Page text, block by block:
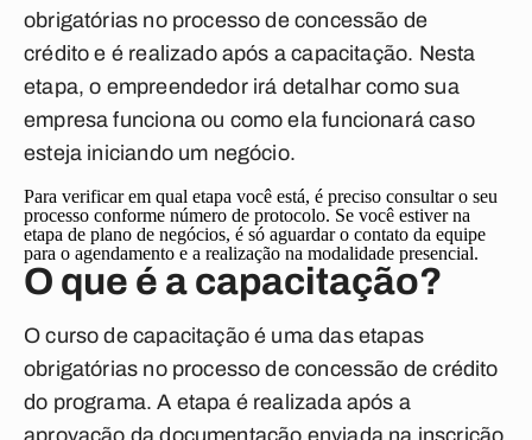
obrigatórias no processo de concessão de
crédito e é realizado após a capacitação. Nesta
etapa, o empreendedor irá detalhar como sua
empresa funciona ou como ela funcionará caso
esteja iniciando um negócio.
Para verificar em qual etapa você está, é preciso consultar o seu
processo conforme número de protocolo. Se você estiver na
etapa de plano de negócios, é só aguardar o contato da equipe
para o agendamento e a realização na modalidade presencial.
O que é a capacitação?
O curso de capacitação é uma das etapas
obrigatórias no processo de concessão de crédito
do programa. A etapa é realizada após a
aprovação da documentação enviada na inscrição